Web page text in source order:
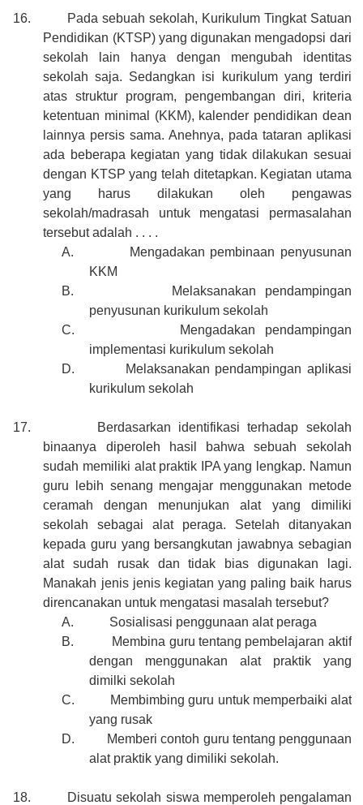
16.
Pada sebuah sekolah, Kurikulum Tingkat Satuan
Pendidikan (KTSP) yang digunakan mengadopsi dari
sekolah lain hanya dengan mengubah identitas
sekolah saja. Sedangkan isi kurikulum yang terdiri
atas struktur program, pengembangan diri, kriteria
ketentuan minimal (KKM), kalender pendidikan dean
lainnya persis sama. Anehnya, pada tataran aplikasi
ada beberapa kegiatan yang tidak dilakukan sesuai
dengan KTSP yang telah ditetapkan. Kegiatan utama
yang harus dilakukan oleh pengawas
sekolah/madrasah untuk mengatasi permasalahan
tersebut adalah . . . .
A.
Mengadakan pembinaan penyusunan
KKM
B.
Melaksanakan pendampingan
penyusunan kurikulum sekolah
C.
Mengadakan pendampingan
implementasi kurikulum sekolah
D.
Melaksanakan pendampingan aplikasi
kurikulum sekolah
17.
Berdasarkan identifikasi terhadap sekolah
binaanya diperoleh hasil bahwa sebuah sekolah
sudah memiliki alat praktik IPA yang lengkap. Namun
guru lebih senang mengajar menggunakan metode
ceramah dengan menunjukan alat yang dimiliki
sekolah sebagai alat peraga. Setelah ditanyakan
kepada guru yang bersangkutan jawabnya sebagian
alat sudah rusak dan tidak bias digunakan lagi.
Manakah jenis jenis kegiatan yang paling baik harus
direncanakan untuk mengatasi masalah tersebut?
A.
Sosialisasi penggunaan alat peraga
B.
Membina guru tentang pembelajaran aktif
dengan menggunakan alat praktik yang
dimilki sekolah
C.
Membimbing guru untuk memperbaiki alat
yang rusak
D.
Memberi contoh guru tentang penggunaan
alat praktik yang dimiliki sekolah.
18.
Disuatu sekolah siswa memperoleh pengalaman